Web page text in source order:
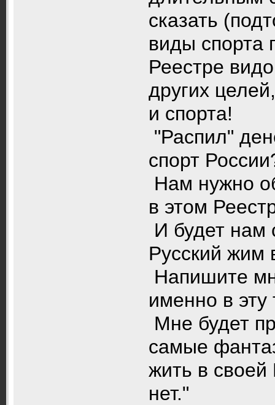
сказать
виды
Реестре
других
и спорта!
"Распил"
спорт
Нам нужно
в этом
И будет нам
Русский жим
Напишите
именно в эту
Мне будет
самые
жить в своей
нет."